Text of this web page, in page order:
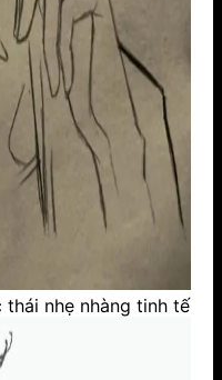
thái nhẹ nhàng tinh tế